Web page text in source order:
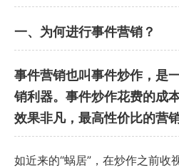
一、为何进行事件营销？
事件营销也叫事件炒作，是
销利器。事件炒作花费的成
效果非凡，最高性价比的营
如近来的“蜗居”，在炒作之前收